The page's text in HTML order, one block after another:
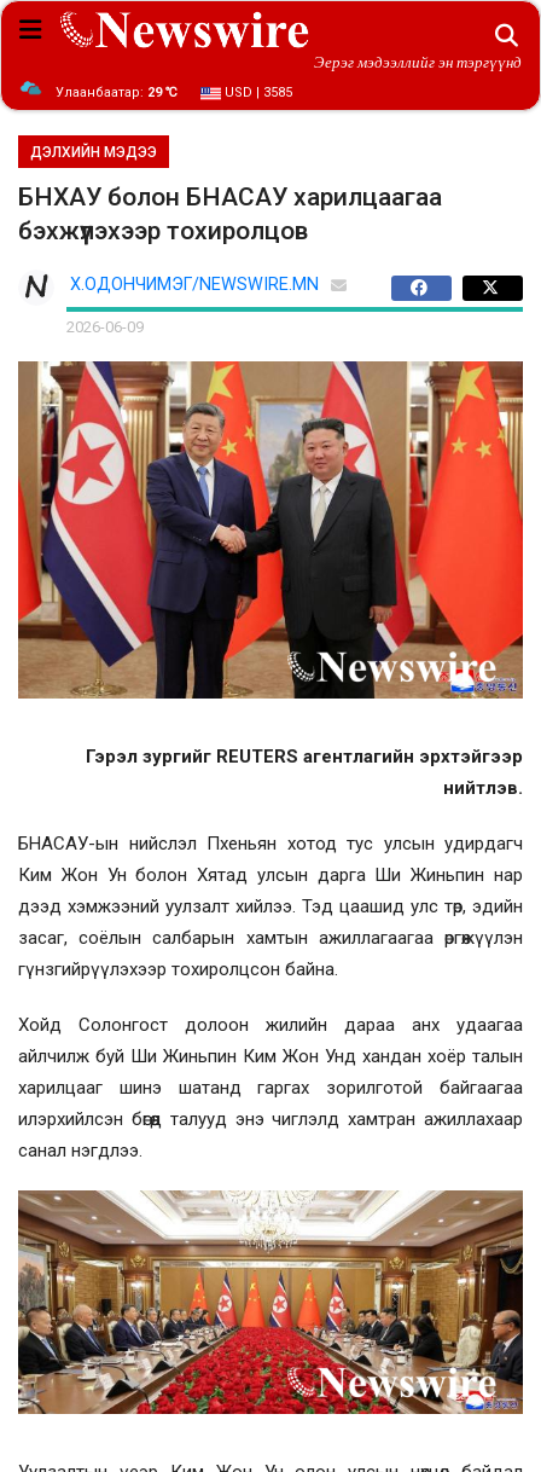
Эерэг мэдээллийг эн тэргүүнд
Улаанбаатар: 29 ℃ USD | 3585
ДЭЛХИЙН МЭДЭЭ
БНХАУ болон БНАСАУ харилцаагаа
бэхжүүлэхээр тохиролцов
Х.ОДОНЧИМЭГ/NEWSWIRE.MN
2026-06-09
Гэрэл зургийг REUTERS агентлагийн эрхтэйгээр
нийтлэв.
БНАСАУ-ын нийслэл Пхеньян хотод тус улсын удирдагч
Ким Жон Ун болон Хятад улсын дарга Ши Жиньпин нар
дээд хэмжээний уулзалт хийлээ. Тэд цаашид улс төр, эдийн
засаг, соёлын салбарын хамтын ажиллагаагаа өргөжүүлэн
гүнзгийрүүлэхээр тохиролцсон байна.
Хойд Солонгост долоон жилийн дараа анх удаагаа
айлчилж буй Ши Жиньпин Ким Жон Унд хандан хоёр талын
харилцааг шинэ шатанд гаргах зорилготой байгаагаа
илэрхийлсэн бөгөөд талууд энэ чиглэлд хамтран ажиллахаар
санал нэгдлээ.